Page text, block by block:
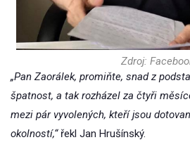
Zdroj:
„Pan Zaorálek, promiňte, snad z
špatnost, a tak rozházel za čtyři
mezi pár vyvolených, kteří jsou
okolností,“řekl Jan Hrušínský.